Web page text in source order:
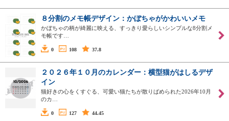
８分割のメモ帳デザイン：かぼちゃがかわいいメモ
かぼちゃの柄が綺麗に映える、すっきり愛らしいシンプルな8分割メ
モ帳です…
0 108 37.8
２０２６年１０月のカレンダー：横型猫がはしるデザ
イン
猫好きの心をくすぐる、可愛い猫たちが散りばめられた2026年10月
のカ…
0 127 44.45